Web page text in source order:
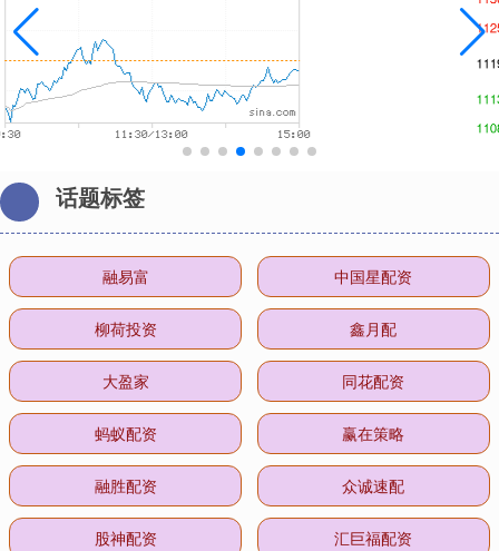
话题标签
融易富 中国星配资
柳荷投资 鑫月配
大盈家 同花配资
蚂蚁配资 赢在策略
融胜配资 众诚速配
股神配资 汇巨福配资